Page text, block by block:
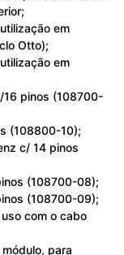
em
Otto);
em
16 pinos (108700-
(108800-10);
c/ 14 pinos
(108700-08);
(108700-09);
com o cabo
para